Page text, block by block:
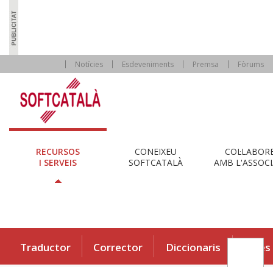
Notícies Esdeveniments Premsa Fòrums
RECURSOS
I SERVEIS
CONEIXEU
SOFTCATALÀ
AMB
Traductor Corrector Diccionaris Eines